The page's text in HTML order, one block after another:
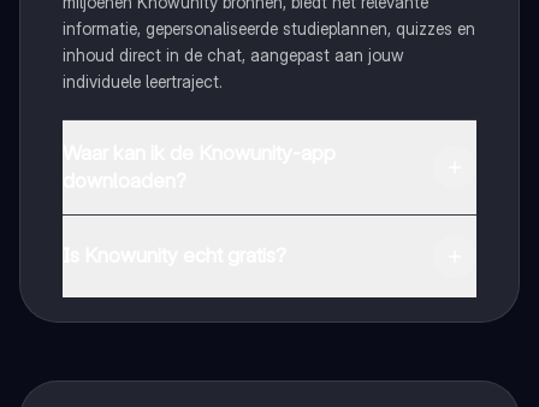
informatie, gepersonaliseerde studieplannen, quizzes en
inhoud direct in de chat, aangepast aan jouw
individuele leertraject.